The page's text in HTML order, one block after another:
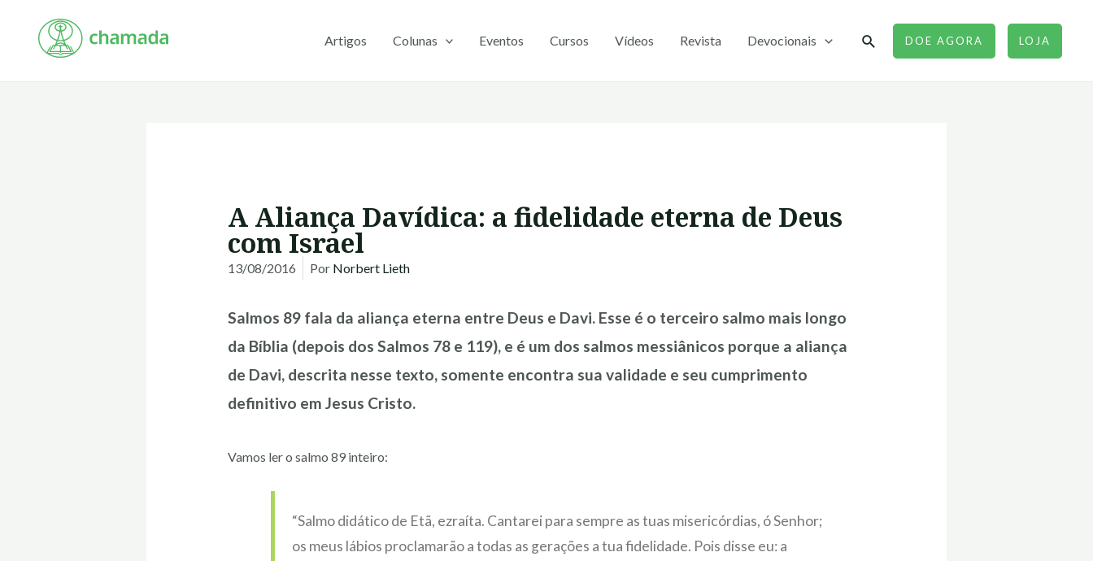
Artigos Colunas Eventos Cursos Vídeos Revista Devocionais PesquisarDOE AGORA LOJA
A Aliança Davídica: a fidelidade eterna de Deus
com Israel
13/08/2016 Por Norbert Lieth
Salmos 89 fala da aliança eterna entre Deus e Davi. Esse é o terceiro salmo mais longo
da Bíblia (depois dos Salmos 78 e 119), e é um dos salmos messiânicos porque a aliança
de Davi, descrita nesse texto, somente encontra sua validade e seu cumprimento
definitivo em Jesus Cristo.
Vamos ler o salmo 89 inteiro:
“Salmo didático de Etã, ezraíta. Cantarei para sempre as tuas misericórdias, ó Senhor;
os meus lábios proclamarão a todas as gerações a tua fidelidade. Pois disse eu: a